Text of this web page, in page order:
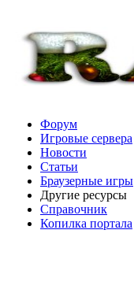
Форум
Игровые сервера
Новости
Статьи
Браузерные игры
Другие ресурсы
Справочник
Копилка портала